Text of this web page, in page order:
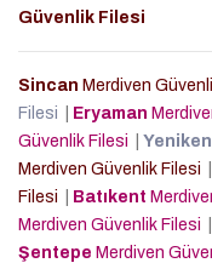
Güvenlik Filesi
Sincan Merdiven
Filesi
Eryaman
Güvenlik Filesi
Merdiven Güvenlik Filesi
Filesi
Batıkent
Merdiven Güvenlik Filesi
Şentepe Merdiven